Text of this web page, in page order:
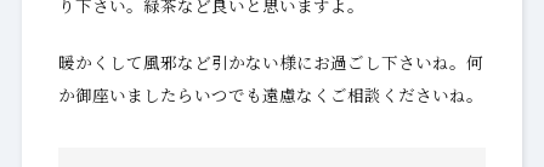
り下さい。緑茶など良いと思いますよ。
暖かくして風邪など引かない様にお過ごし下さいね。何
か御座いましたらいつでも遠慮なくご相談くださいね。